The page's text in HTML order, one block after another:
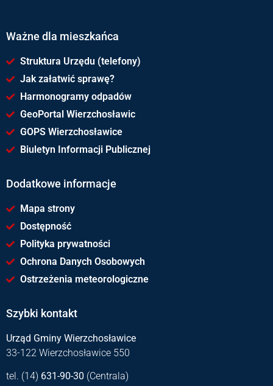
Ważne dla mieszkańca
Struktura Urzędu (telefony)
Jak załatwić sprawę?
Harmonogramy odpadów
GeoPortal Wierzchosławic
GOPS Wierzchosławice
Biuletyn Informacji Publicznej
Dodatkowe informacje
Mapa strony
Dostępność
Polityka prywatności
Ochrona Danych Osobowych
Ostrzeżenia meteorologiczne
Szybki kontakt
Urząd Gminy Wierzchosławice
33-122 Wierzchosławice 550
tel. (14) 631-90-30 (Centrala)